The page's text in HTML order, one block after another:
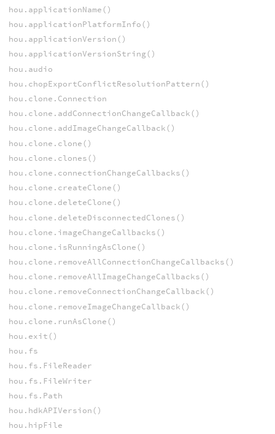
hou.applicationName()
hou.applicationPlatformInfo()
hou.applicationVersion()
hou.applicationVersionString()
hou.audio
hou.chopExportConflictResolutionPattern()
hou.clone.Connection
hou.clone.addConnectionChangeCallback()
hou.clone.addImageChangeCallback()
hou.clone.clone()
hou.clone.clones()
hou.clone.connectionChangeCallbacks()
hou.clone.createClone()
hou.clone.deleteClone()
hou.clone.deleteDisconnectedClones()
hou.clone.imageChangeCallbacks()
hou.clone.isRunningAsClone()
hou.clone.removeAllConnectionChangeCallbacks()
hou.clone.removeAllImageChangeCallbacks()
hou.clone.removeConnectionChangeCallback()
hou.clone.removeImageChangeCallback()
hou.clone.runAsClone()
hou.exit()
hou.fs
hou.fs.FileReader
hou.fs.FileWriter
hou.fs.Path
hou.hdkAPIVersion()
hou.hipFile